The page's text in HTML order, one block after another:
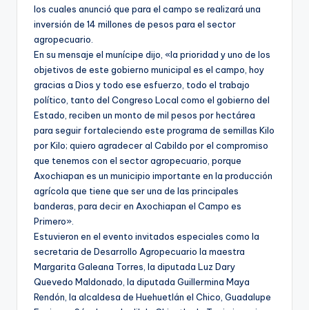
los cuales anunció que para el campo se realizará una
inversión de 14 millones de pesos para el sector
agropecuario.
En su mensaje el munícipe dijo, «la prioridad y uno de los
objetivos de este gobierno municipal es el campo, hoy
gracias a Dios y todo ese esfuerzo, todo el trabajo
político, tanto del Congreso Local como el gobierno del
Estado, reciben un monto de mil pesos por hectárea
para seguir fortaleciendo este programa de semillas Kilo
por Kilo; quiero agradecer al Cabildo por el compromiso
que tenemos con el sector agropecuario, porque
Axochiapan es un municipio importante en la producción
agrícola que tiene que ser una de las principales
banderas, para decir en Axochiapan el Campo es
Primero».
Estuvieron en el evento invitados especiales como la
secretaria de Desarrollo Agropecuario la maestra
Margarita Galeana Torres, la diputada Luz Dary
Quevedo Maldonado, la diputada Guillermina Maya
Rendón, la alcaldesa de Huehuetlán el Chico, Guadalupe